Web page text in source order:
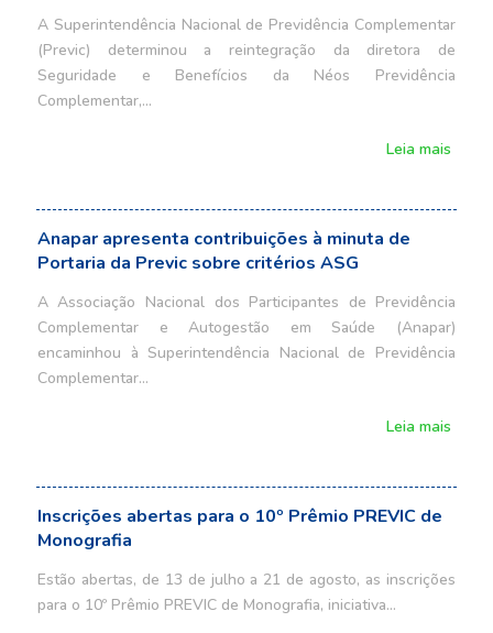
A Superintendência Nacional de Previdência Complementar
(Previc) determinou a reintegração da diretora de
Seguridade e Benefícios da Néos Previdência
Complementar,…
Leia mais
Anapar apresenta contribuições à minuta de
Portaria da Previc sobre critérios ASG
A Associação Nacional dos Participantes de Previdência
Complementar e Autogestão em Saúde (Anapar)
encaminhou à Superintendência Nacional de Previdência
Complementar…
Leia mais
Inscrições abertas para o 10º Prêmio PREVIC de
Monografia
Estão abertas, de 13 de julho a 21 de agosto, as inscrições
para o 10º Prêmio PREVIC de Monografia, iniciativa…